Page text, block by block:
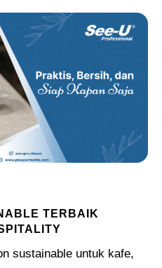
TERBAIK
sustainable untuk kafe,